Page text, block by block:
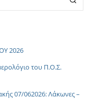
2026
του Π.Ο.Σ.
07/062026: Λάκωνες –